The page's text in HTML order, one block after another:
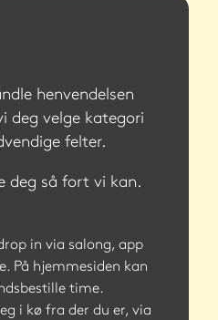
henvendelsen
deg velge kategori
felter.
deg så fort vi kan.
in via salong, app
På hjemmesiden kan
time.
i kø fra der du er, via